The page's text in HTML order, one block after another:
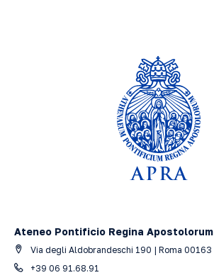
Ateneo Pontificio Regina Apostolorum
Via degli Aldobrandeschi 190 | Roma 00163
+39 06 91.68.91